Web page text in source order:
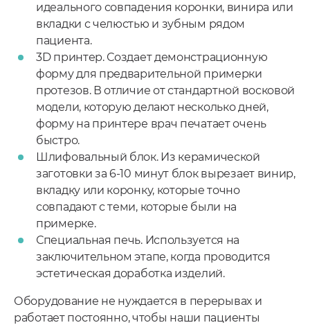
идеального совпадения коронки, винира или
вкладки с челюстью и зубным рядом
пациента.
3D принтер. Создает демонстрационную
форму для предварительной примерки
протезов. В отличие от стандартной восковой
модели, которую делают несколько дней,
форму на принтере врач печатает очень
быстро.
Шлифовальный блок. Из керамической
заготовки за 6-10 минут блок вырезает винир,
вкладку или коронку, которые точно
совпадают с теми, которые были на
примерке.
Специальная печь. Используется на
заключительном этапе, когда проводится
эстетическая доработка изделий.
Оборудование не нуждается в перерывах и
работает постоянно, чтобы наши пациенты